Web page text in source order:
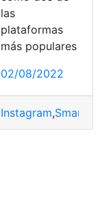
las
plataformas
más populares
02/08/2022
Instagram,Smart TV